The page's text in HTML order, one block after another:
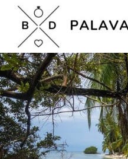
content
Le
rendez-
vous
détente
pour
toute
la
famille